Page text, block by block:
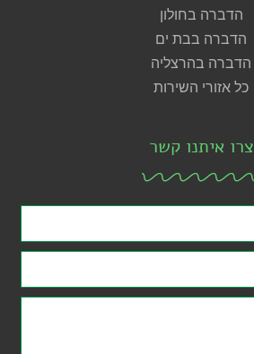
הדברה בחולון
הדברה בבת ים
הדברה בהרצליה
כל אזורי השירות
צרו איתנו קשר